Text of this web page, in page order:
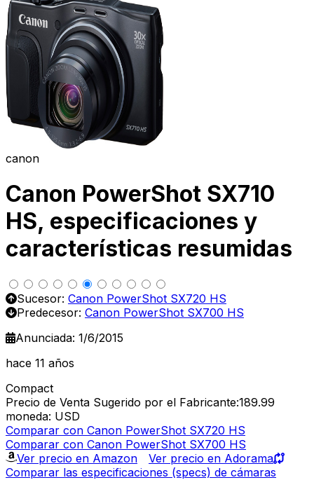
canon
Canon PowerShot SX710
HS, especificaciones y
características resumidas
Sucesor: Canon PowerShot SX720 HS
Predecesor: Canon PowerShot SX700 HS
Anunciada: 1/6/2015
hace 11 años
Compact
Precio de Venta Sugerido por el Fabricante:189.99
moneda: USD
Comparar con Canon PowerShot SX720 HS
Comparar con Canon PowerShot SX700 HS
Ver precio en Amazon
Ver precio en Adorama
Comparar las especificaciones (specs) de cámaras